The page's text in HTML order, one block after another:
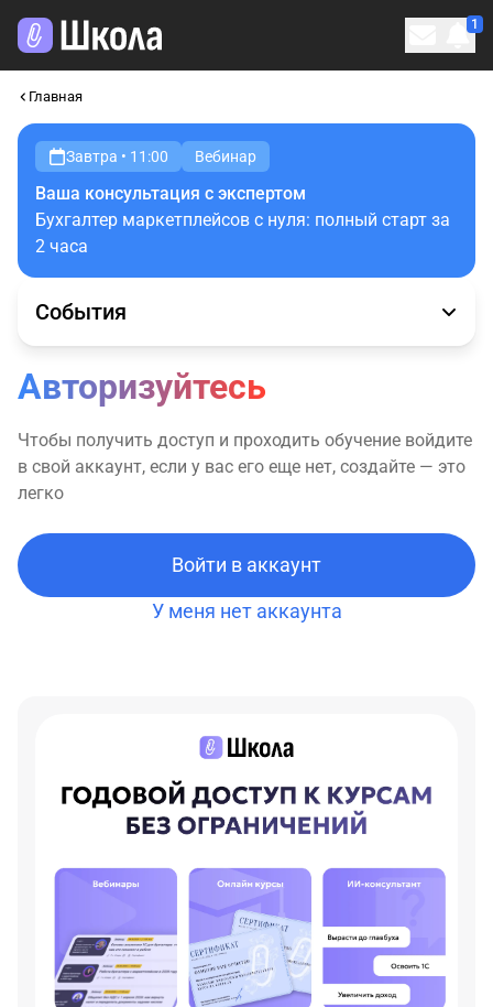
1
Главная
Завтра • 11:00 Вебинар
Ваша консультация с экспертом
Бухгалтер маркетплейсов с нуля: полный старт за
2 часа
События
Авторизуйтесь
Чтобы получить доступ и проходить обучение войдите
в свой аккаунт, если у вас его еще нет, создайте — это
легко
Войти в аккаунт
У меня нет аккаунта